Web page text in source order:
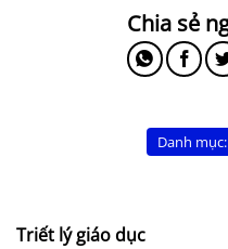
Danh mục:
Triết lý giáo dục